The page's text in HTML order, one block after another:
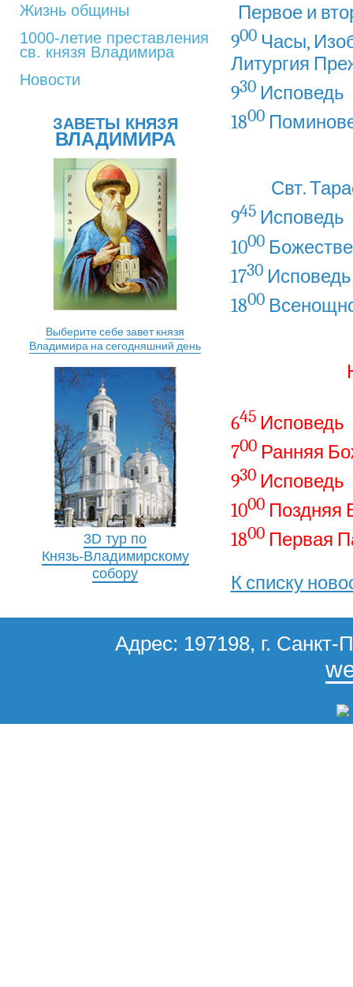
Жизнь общины
1000-летие преставления
св. князя Владимира
Новости
ЗАВЕТЫ КНЯЗЯ
ВЛАДИМИРА
Выберите себе завет князя
Владимира на сегодняшний день
3D тур по
Князь-Владимирскому
собору
Первое и
900 Часы,
Литургия
930 Исповедь
1800
Свт.
945 Исповедь
1000
1730 Исповедь
1800
645 Исповедь
700 Ранняя
930 Исповедь
1000 Поздняя
1800 Первая
К списку
Адрес: 197198, г. Санкт-